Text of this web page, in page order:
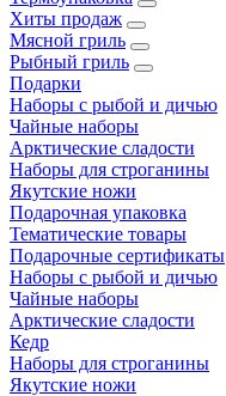
Хиты продаж
Мясной гриль
Рыбный гриль
Подарки
Наборы с рыбой и дичью
Чайные наборы
Арктические сладости
Наборы для строганины
Якутские ножи
Подарочная упаковка
Тематические товары
Подарочные сертификаты
Наборы с рыбой и дичью
Чайные наборы
Арктические сладости
Кедр
Наборы для строганины
Якутские ножи